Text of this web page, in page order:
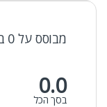
מבוסס על 0 ביקורות
0.0
בסך הכל